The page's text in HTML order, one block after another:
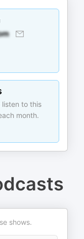
listen to this
month.
shows.